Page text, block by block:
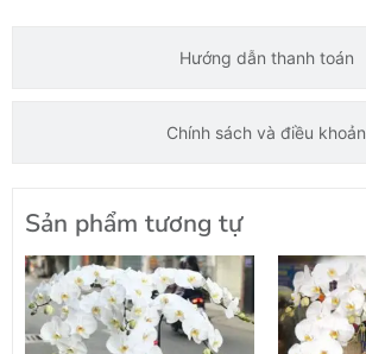
Hướng dẫn thanh toán
Chính sách và điều khoản
Sản phẩm tương tự